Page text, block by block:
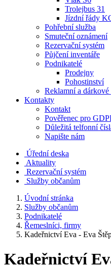
Trolejbus 31
Jízdní řády
Pohřební služba
Smuteční oznámení
Rezervační systém
Půjčení inventáře
Podnikatelé
Prodejny
Pohostinství
Reklamní a dárkové
Kontakty
Kontakt
Pověřenec pro
Důležitá telfonní
Napište nám
Úřední deska
Aktuality
Rezervační systém
Služby občanům
Úvodní stránka
Služby občanům
Podnikatelé
Řemeslníci, firmy
Kadeřnictví Eva - Eva
Kadeřnictví